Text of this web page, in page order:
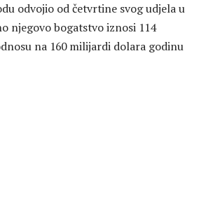
odvojio od četvrtine svog udjela u
njegovo bogatstvo iznosi 114
na 160 milijardi dolara godinu